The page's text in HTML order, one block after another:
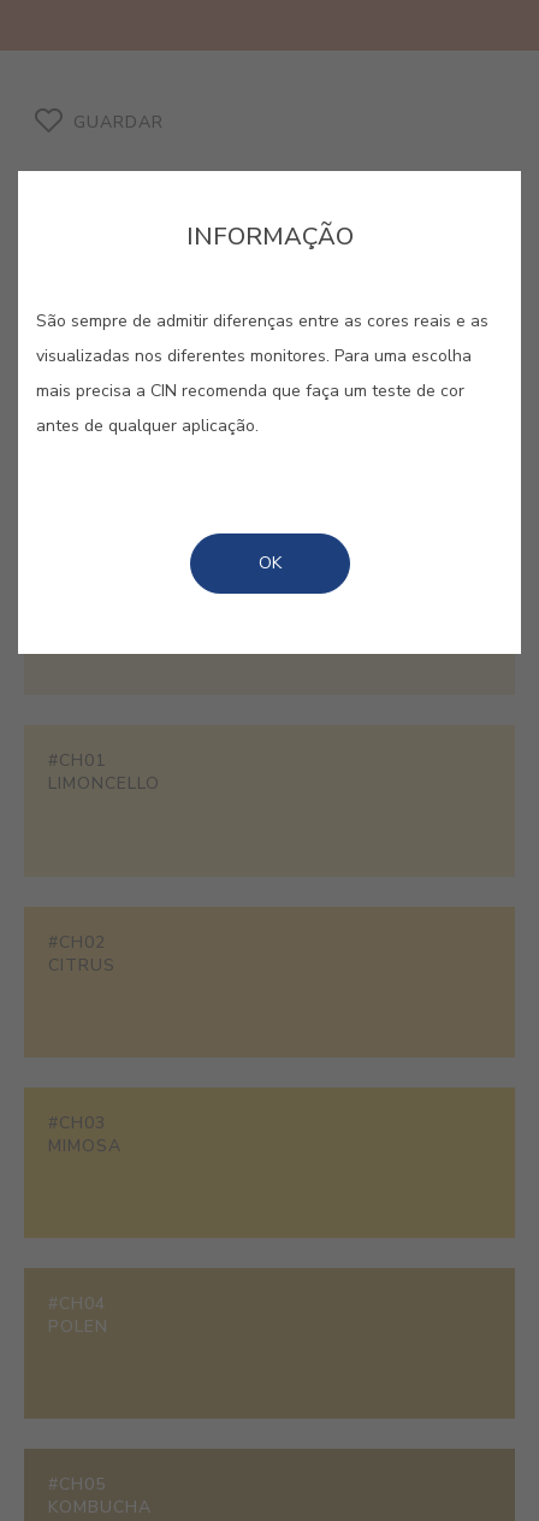
GUARDAR
Dos amarelos vibrantes aos laranjas mais quentes,
esta paleta irradia otimismo e uma energia
contagiante. São cores criadas para despertar os
#CH01
LIMONCELLO
#CH02
CITRUS
#CH03
MIMOSA
#CH04
POLEN
#CH05
KOMBUCHA
INFORMAÇÃO
São sempre de admitir diferenças entre as cores reais e as
visualizadas nos diferentes monitores. Para uma escolha
mais precisa a CIN recomenda que faça um teste de cor
antes de qualquer aplicação.
OK